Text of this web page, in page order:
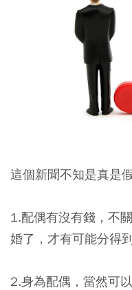
這個新聞不知是真是
1.配偶有沒有錢，不
婚了，才有可能分得到
2.身為配偶，當然可